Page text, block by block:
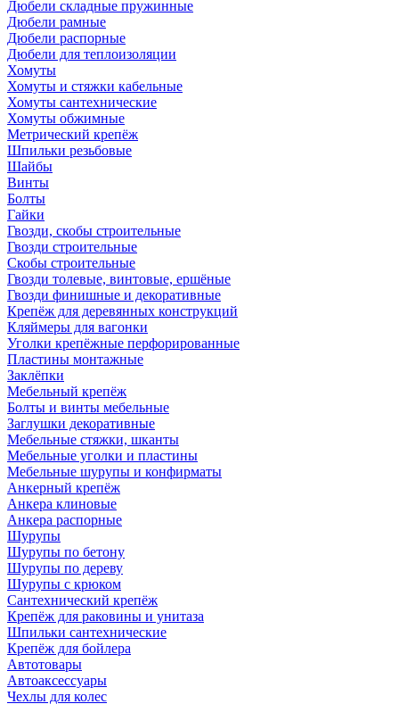
Дюбели складные пружинные
Дюбели рамные
Дюбели распорные
Дюбели для теплоизоляции
Хомуты
Хомуты и стяжки кабельные
Хомуты сантехнические
Хомуты обжимные
Метрический крепёж
Шпильки резьбовые
Шайбы
Винты
Болты
Гайки
Гвозди, скобы строительные
Гвозди строительные
Скобы строительные
Гвозди толевые, винтовые, ершёные
Гвозди финишные и декоративные
Крепёж для деревянных конструкций
Кляймеры для вагонки
Уголки крепёжные перфорированные
Пластины монтажные
Заклёпки
Мебельный крепёж
Болты и винты мебельные
Заглушки декоративные
Мебельные стяжки, шканты
Мебельные уголки и пластины
Мебельные шурупы и конфирматы
Анкерный крепёж
Анкера клиновые
Анкера распорные
Шурупы
Шурупы по бетону
Шурупы по дереву
Шурупы с крюком
Сантехнический крепёж
Крепёж для раковины и унитаза
Шпильки сантехнические
Крепёж для бойлера
Автотовары
Автоаксессуары
Чехлы для колес